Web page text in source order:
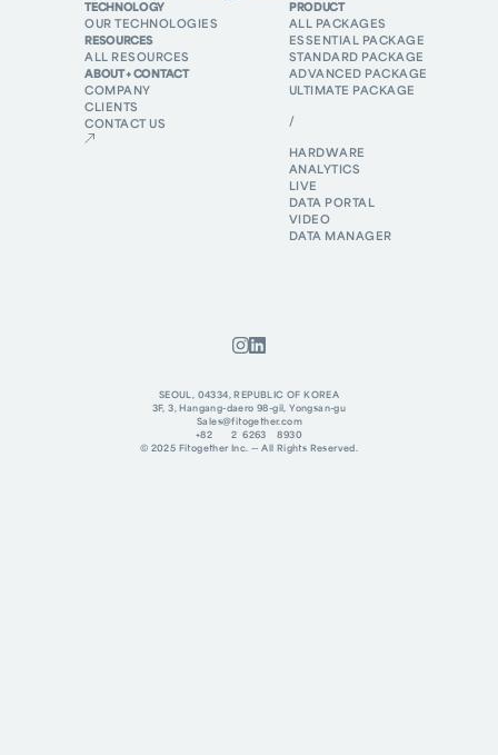
TECHNOLOGY
OUR TECHNOLOGIES
RESOURCES
ALL RESOURCES
ABOUT + CONTACT
COMPANY
CLIENTS
CONTACT US
PRODUCT
ALL PACKAGES
ESSENTIAL PACKAGE
STANDARD PACKAGE
ADVANCED PACKAGE
ULTIMATE PACKAGE
/
HARDWARE
ANALYTICS
LIVE
DATA PORTAL
VIDEO
DATA MANAGER
SEOUL, 04334, REPUBLIC OF KOREA
3F, 3, Hangang-daero 98-gil, Yongsan-gu
Sales@fitogether.com
+82 2 6263 8930
© 2025 Fitogether Inc. -- All Rights Reserved.